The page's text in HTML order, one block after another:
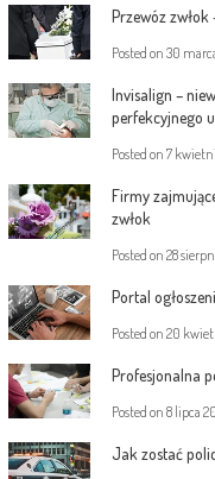
Przewóz
Posted on 30
Invisalign –
perfekcyjnego
Posted on 7
Firmy
zwłok
Posted on 28
Portal
Posted on 20
Profesjonalna
Posted on 8 lipca
Jak zostać